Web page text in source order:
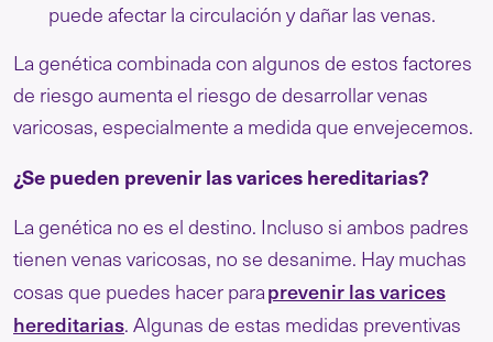
puede afectar la circulación y dañar las venas.
La genética combinada con algunos de estos factores
de riesgo aumenta el riesgo de desarrollar venas
varicosas, especialmente a medida que envejecemos.
¿Se pueden prevenir las varices hereditarias?
La genética no es el destino. Incluso si ambos padres
tienen venas varicosas, no se desanime. Hay muchas
cosas que puedes hacer paraprevenir las varices
hereditarias. Algunas de estas medidas preventivas